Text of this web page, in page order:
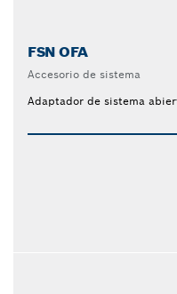
FSN OFA
Accesorio de sistema
Adaptador de sistema